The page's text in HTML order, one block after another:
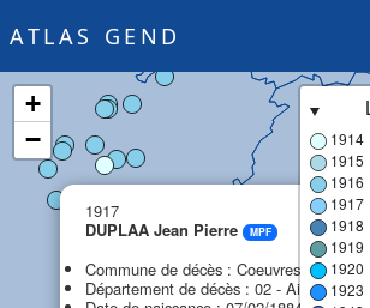
ATLAS GEND
1917
DUPLAA Jean Pierre
MPF
Commune de décès : Coeuvres-et-Valsery
Département de décès : 02 - Aisne
+
−
1914
1915
1916
1917
1918
1919
1920
1923